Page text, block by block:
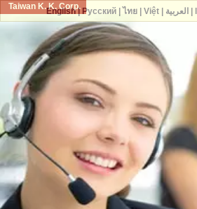
Taiwan K. K. Corp.
English| Русский| ไทย| Việt| العربية